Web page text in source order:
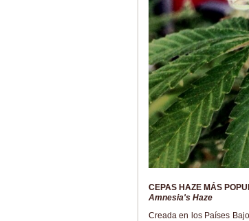
CEPAS HAZE MÁS
Amnesia's Haze
Creada en los Países